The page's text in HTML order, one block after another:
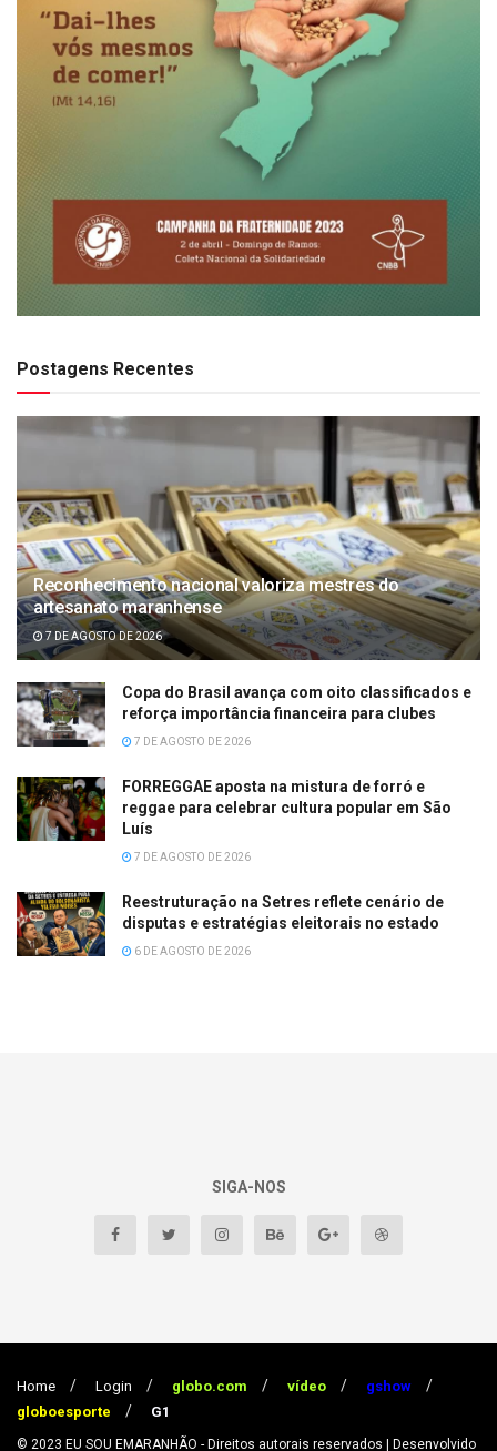
Postagens Recentes
Reconhecimento nacional valoriza mestres do
artesanato maranhense
7 DE AGOSTO DE 2026
Copa do Brasil avança com oito classificados e
reforça importância financeira para clubes
7 DE AGOSTO DE 2026
FORREGGAE aposta na mistura de forró e
reggae para celebrar cultura popular em São
Luís
7 DE AGOSTO DE 2026
Reestruturação na Setres reflete cenário de
disputas e estratégias eleitorais no estado
6 DE AGOSTO DE 2026
SIGA-NOS
Home Login globo.com vídeo
gshow
globoesporte
G1
© 2023 EU SOU EMARANHÃO - Direitos autorais reservados | Desenvolvido